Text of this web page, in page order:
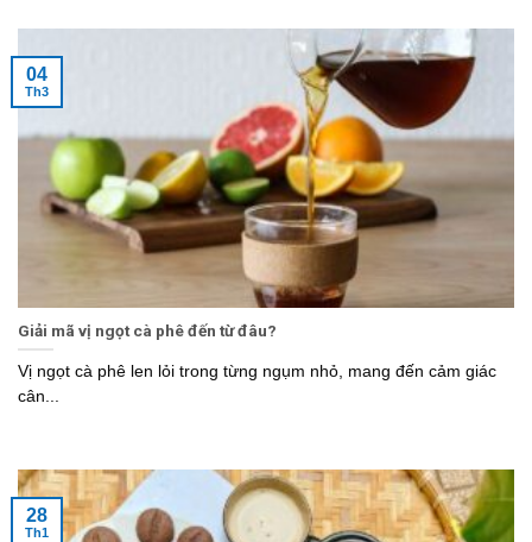
Giải mã vị ngọt cà phê đến từ đâu?
Vị ngọt cà phê len lỏi trong từng ngụm nhỏ, mang đến cảm giác
cân...
04
Th3
28
Th1